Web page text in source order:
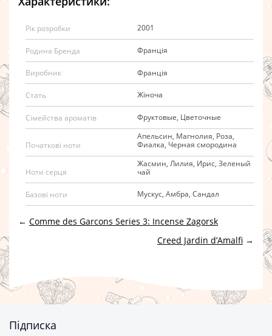
Рік розробки 2001
Родина Бренда Франція
Виробник Франція
Стать Жіноча
Сімейства ароматів Фруктовые, Цветочные
Початкові ноти
Апельсин, Магнолия, Роза,
Фиалка, Черная смородина
Ноти серця
Жасмин, Лилия, Ирис, Зеленый
чай
Базові ноти Мускус, Амбра, Сандал
← Comme des Garcons Series 3: Incense Zagorsk
Creed Jardin d’Amalfi →
Підписка